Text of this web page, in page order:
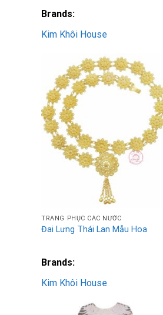
Brands:
Kim Khôi House
Add to
Wishlist
TRANG PHỤC CÁC NƯỚC
Đai Lưng Thái Lan Mẫu Hoa
Brands:
Kim Khôi House